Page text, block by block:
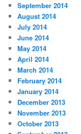
September 2014
August 2014
July 2014
June 2014
May 2014
April 2014
March 2014
February 2014
January 2014
December 2013
November 2013
October 2013